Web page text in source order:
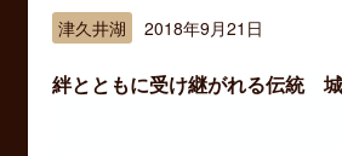
津久井湖 2018年9月21日
絆とともに受け継がれる伝統